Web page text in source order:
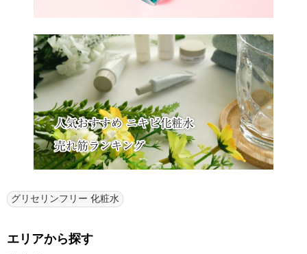
グリセリンフリー 化粧水
エリアから探す